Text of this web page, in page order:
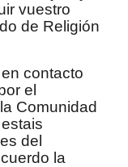
vuestro
de Religión
contacto
el
Comunidad
del
la